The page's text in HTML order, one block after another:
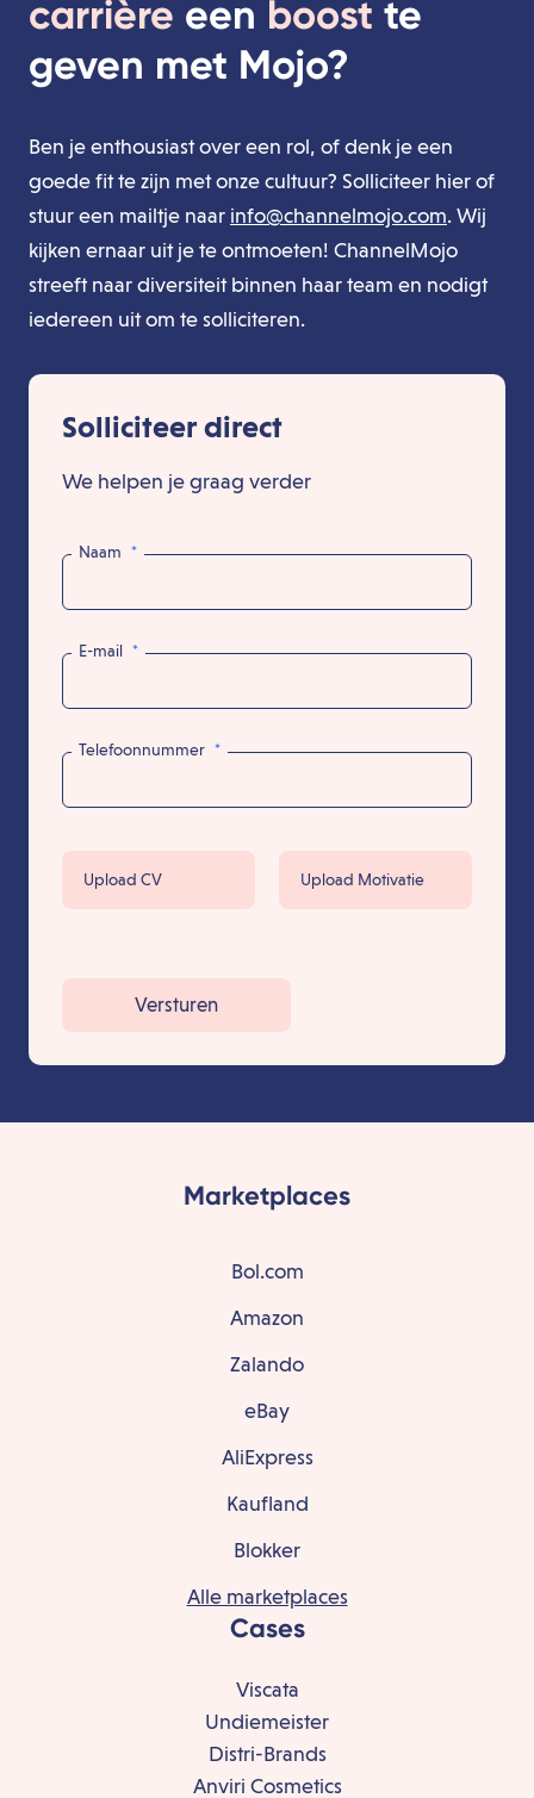
carrière een boost te
geven met Mojo?
Ben je enthousiast over een rol, of denk je een
goede fit te zijn met onze cultuur? Solliciteer hier of
stuur een mailtje naar info@channelmojo.com. Wij
kijken ernaar uit je te ontmoeten! ChannelMojo
streeft naar diversiteit binnen haar team en nodigt
iedereen uit om te solliciteren.
Solliciteer direct
We helpen je graag verder
Naam *
E-mail *
Telefoonnummer *
Upload CV Upload Motivatie
Versturen
Marketplaces
Bol.com
Amazon
Zalando
eBay
AliExpress
Kaufland
Blokker
Alle marketplaces
Cases
Viscata
Undiemeister
Distri-Brands
Anviri Cosmetics